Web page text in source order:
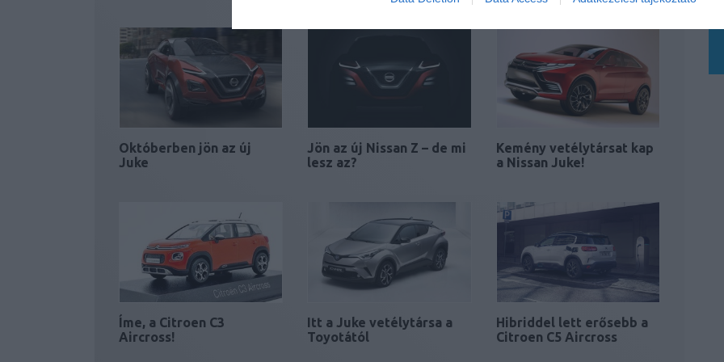
Októberben jön az új
Juke
Jön az új Nissan Z – de mi
lesz az?
Kemény vetélytársat kap
a Nissan Juke!
Íme, a Citroen C3
Aircross!
Itt a Juke vetélytársa a
Toyotától
Hibriddel lett erősebb a
Citroen C5 Aircross